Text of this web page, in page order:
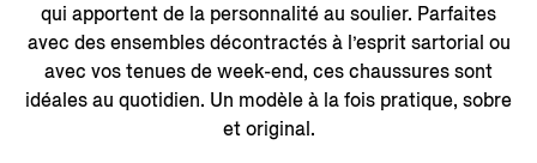
qui apportent de la personnalité au soulier. Parfaites
avec des ensembles décontractés à l’esprit sartorial ou
avec vos tenues de week-end, ces chaussures sont
idéales au quotidien. Un modèle à la fois pratique, sobre
et original.